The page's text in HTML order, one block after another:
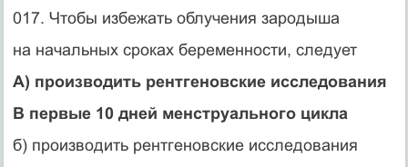
017. Чтобы избежать облучения зародыша
на начальных сроках беременности, следует
А) производить рентгеновские исследования
В первые 10 дней менструального цикла
б) производить рентгеновские исследования